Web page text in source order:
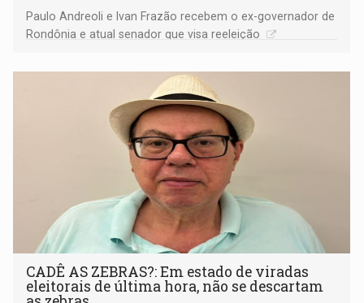
Paulo Andreoli e Ivan Frazão recebem o ex-governador de
Rondônia e atual senador que visa reeleição
CADÊ AS ZEBRAS?: Em estado de viradas
eleitorais de última hora, não se descartam